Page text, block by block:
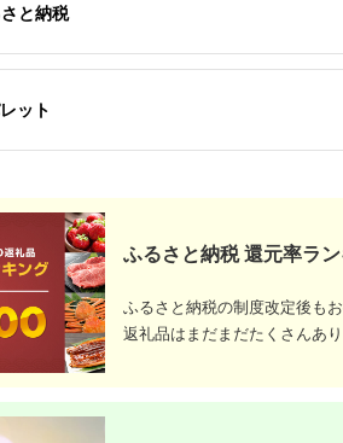
税
県 那須町
のホーストレッ
税
群馬県 富岡市
三重県
と納税
ット
ふるさと納税 還元率ラ
ふるさと納税の制度改定後も
返礼品はまだまだたくさんあり